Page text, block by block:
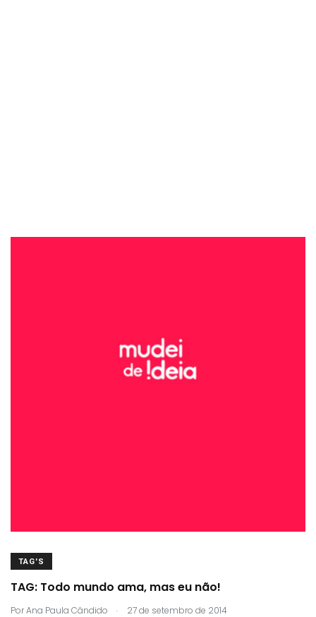
TAG'S
TAG: Todo mundo ama, mas eu não!
PorAna Paula Cândido . 27 de setembro de 2014